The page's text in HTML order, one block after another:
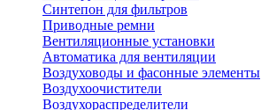
Синтепон для фильтров
Приводные ремни
Вентиляционные установки
Автоматика для вентиляции
Воздуховоды и фасонные элементы
Воздухоочистители
Воздухораспределители